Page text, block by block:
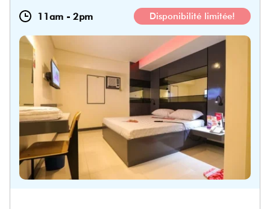
11am - 2pm Disponibilité limitée!